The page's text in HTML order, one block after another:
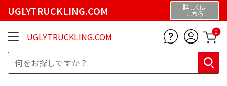
UGLYTRUCKLING.COM 詳しくは
こちら
UGLYTRUCKLING.COM 0